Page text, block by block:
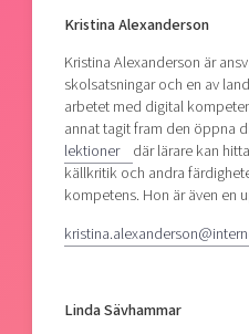
Kristina Alexanderson
Kristina Alexanderson är
skolsatsningar och en av
arbetet med digital
annat tagit fram den öppna
lektioner där lärare kan
källkritik och andra
kompetens. Hon är även en
Linda Sävhammar